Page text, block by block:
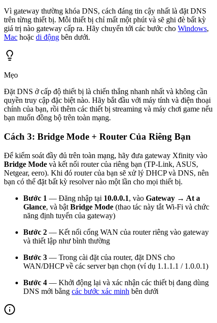
Vì gateway thường khóa DNS, cách đáng tin cậy nhất là đặt DNS
trên từng thiết bị. Mỗi thiết bị chỉ mất một phút và sẽ ghi đè bất kỳ
giá trị nào gateway cấp ra. Hãy chuyển tới các bước cho Windows,
Mac hoặc di động bên dưới.
Mẹo
Đặt DNS ở cấp độ thiết bị là chiến thắng nhanh nhất và không cần
quyền truy cập đặc biệt nào. Hãy bắt đầu với máy tính và điện thoại
chính của bạn, rồi thêm các thiết bị streaming và máy chơi game nếu
bạn muốn đồng bộ trên toàn mạng.
Cách 3: Bridge Mode + Router Của Riêng Bạn
Để kiểm soát đầy đủ trên toàn mạng, hãy đưa gateway Xfinity vào
Bridge Mode và kết nối router của riêng bạn (TP-Link, ASUS,
Netgear, eero). Khi đó router của bạn sẽ xử lý DHCP và DNS, nên
bạn có thể đặt bất kỳ resolver nào một lần cho mọi thiết bị.
Bước 1 — Đăng nhập tại 10.0.0.1, vào Gateway → At a
Glance, và bật Bridge Mode (thao tác này tắt Wi-Fi và chức
năng định tuyến của gateway)
Bước 2 — Kết nối cổng WAN của router riêng vào gateway
và thiết lập như bình thường
Bước 3 — Trong cài đặt của router, đặt DNS cho
WAN/DHCP về các server bạn chọn (ví dụ 1.1.1.1 / 1.0.0.1)
Bước 4 — Khởi động lại và xác nhận các thiết bị đang dùng
DNS mới bằng các bước xác minh bên dưới